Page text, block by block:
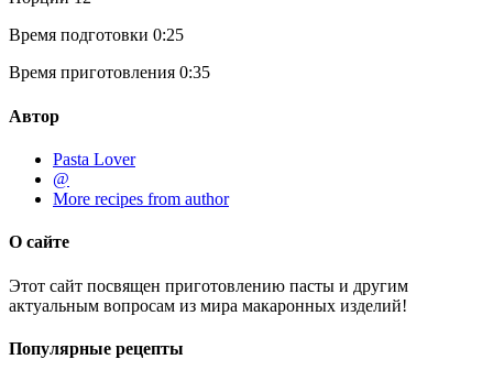
Время подготовки 0:25
Время приготовления 0:35
Автор
Pasta Lover
@
More recipes from author
О сайте
Этот сайт посвящен приготовлению пасты и другим
актуальным вопросам из мира макаронных изделий!
Популярные рецепты